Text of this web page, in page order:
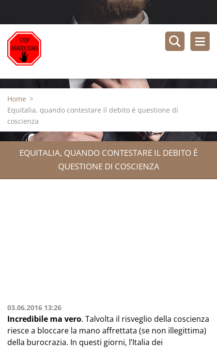
Home >
Equitalia, quando contestare il debito è questione di
coscienza
EQUITALIA, QUANDO CONTESTARE IL DEBITO È
QUESTIONE DI COSCIENZA
03.06.2016 13:26
Incredibile ma vero. Talvolta il risveglio della coscienza
riesce a bloccare la mano affrettata (se non illegittima)
della burocrazia. In questi giorni, l’Italia dei